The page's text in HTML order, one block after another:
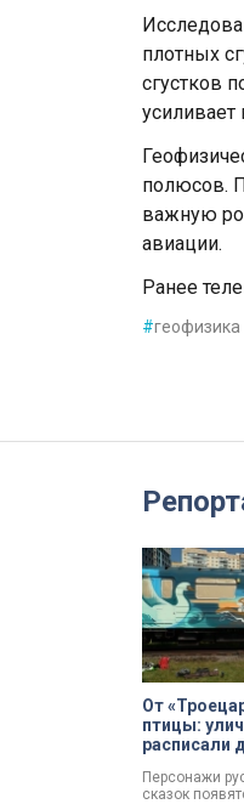
плотных
сгустков
усиливает
полюсов.
важную
авиации.
Ранее
#геофизика
От
птицы:
расписали
Персонажи
сказок